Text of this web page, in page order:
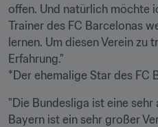
offen. Und natürlich möchte
Trainer des FC Barcelonas
lernen. Um diesen Verein zu
Erfahrung."
*Der ehemalige Star des FC
"Die Bundesliga ist eine
Bayern ist ein sehr großer